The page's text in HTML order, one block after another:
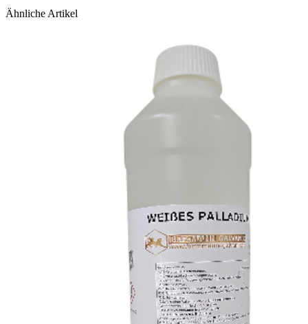
Ähnliche Artikel